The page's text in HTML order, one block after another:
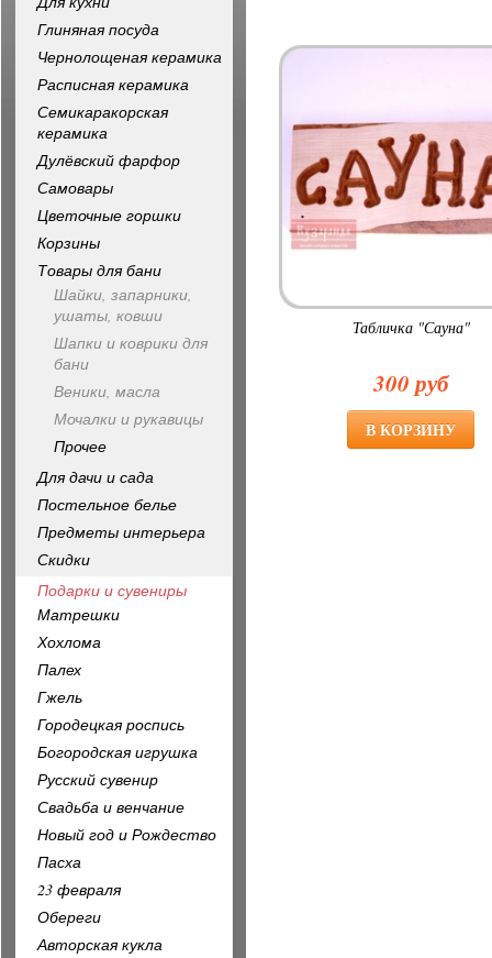
Табличка "Сауна"
300 руб
Глиняная посуда
Чернолощеная керамика
Расписная керамика
Семикаракорская
керамика
Дулёвский фарфор
Самовары
Цветочные горшки
Корзины
Товары для бани
Шайки, запарники,
ушаты, ковши
Шапки и коврики для
бани
Веники, масла
Мочалки и рукавицы
Прочее
Для дачи и сада
Постельное белье
Предметы интерьера
Скидки
Подарки и сувениры
Матрешки
Хохлома
Палех
Гжель
Городецкая роспись
Богородская игрушка
Русский сувенир
Свадьба и венчание
Новый год и Рождество
Пасха
23 февраля
Обереги
Авторская кукла